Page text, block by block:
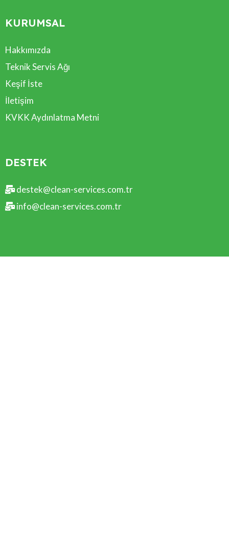
KURUMSAL
Hakkımızda
Teknik Servis Ağı
Keşif İste
İletişim
KVKK Aydınlatma Metni
DESTEK
destek@clean-services.com.tr
info@clean-services.com.tr